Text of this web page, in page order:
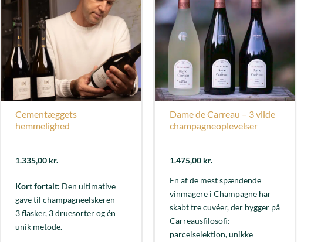
Cementæggets
hemmelighed
1.335,00 kr.
Kort fortalt: Den ultimative
gave til champagneelskeren –
3 flasker, 3 druesorter og én
unik metode.
Dame de Carreau – 3 vilde
champagneoplevelser
1.475,00 kr.
En af de mest spændende
vinmagere i Champagne har
skabt tre cuvéer, der bygger på
Carreausfilosofi:
parcelselektion, unikke